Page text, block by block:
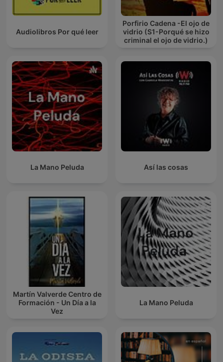
Audiolibros Por qué leer
Porfirio Cadena -El ojo de
vidrio (S1-Porqué se hizo
criminal el ojo de vidrio.)
La Mano Peluda Así las cosas
Martín Valverde Centro de
Formación - Un Día a la
Vez
La Mano Peluda